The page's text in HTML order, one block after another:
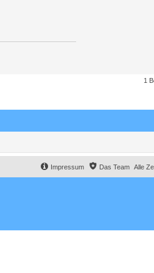
1
Alle
Das Team
Impressum